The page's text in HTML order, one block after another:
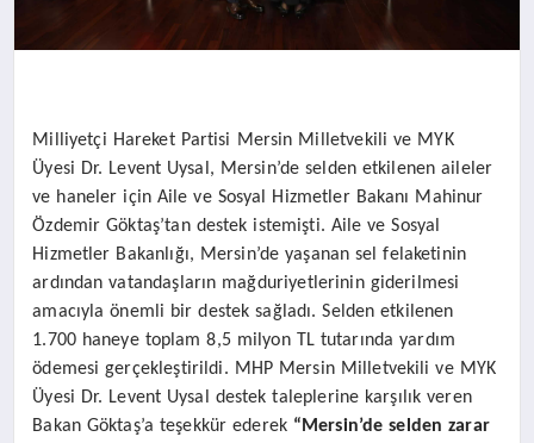
Milliyetçi Hareket Partisi Mersin Milletvekili ve MYK
Üyesi Dr. Levent Uysal, Mersin’de selden etkilenen aileler
ve haneler için Aile ve Sosyal Hizmetler Bakanı Mahinur
Özdemir Göktaş’tan destek istemişti. Aile ve Sosyal
Hizmetler Bakanlığı, Mersin’de yaşanan sel felaketinin
ardından vatandaşların mağduriyetlerinin giderilmesi
amacıyla önemli bir destek sağladı. Selden etkilenen
1.700 haneye toplam 8,5 milyon TL tutarında yardım
ödemesi gerçekleştirildi. MHP Mersin Milletvekili ve MYK
Üyesi Dr. Levent Uysal destek taleplerine karşılık veren
Bakan Göktaş’a teşekkür ederek “Mersin’de selden zarar